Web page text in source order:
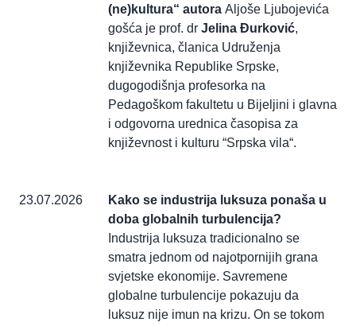
(ne)kultura“ autora Aljoše Ljubojevića
gošća je prof. dr Jelina Đurković,
književnica, članica Udruženja
književnika Republike Srpske,
dugogodišnja profesorka na
Pedagoškom fakultetu u Bijeljini i glavna
i odgovorna urednica časopisa za
književnost i kulturu “Srpska vila“.
23.07.2026
Kako se industrija luksuza ponaša u
doba globalnih turbulencija?
Industrija luksuza tradicionalno se
smatra jednom od najotpornijih grana
svjetske ekonomije. Savremene
globalne turbulencije pokazuju da
luksuz nije imun na krizu. On se tokom